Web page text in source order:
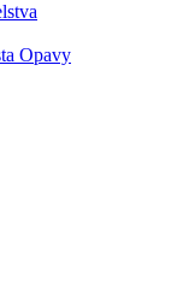
Opavy